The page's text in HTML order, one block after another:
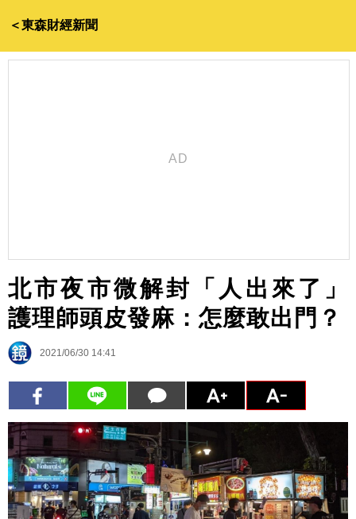
＜東森財經新聞
北市夜市微解封「人出來了」
護理師頭皮發麻：怎麼敢出門？
2021/06/30 14:41